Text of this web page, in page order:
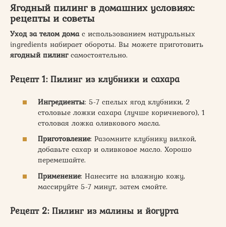
Ягодный пилинг в домашних условиях:
рецепты и советы
Уход за телом домас использованием натуральных
ingredients набирает обороты. Вы можете приготовить
ягодный пилингсамостоятельно.
Рецепт 1: Пилинг из клубники и сахара
Ингредиенты: 5-7 спелых ягод клубники, 2
столовые ложки сахара (лучше коричневого), 1
столовая ложка оливкового масла.
Приготовление: Разомните клубнику вилкой,
добавьте сахар и оливковое масло. Хорошо
перемешайте.
Применение: Нанесите на влажную кожу,
массируйте 5-7 минут, затем смойте.
Рецепт 2: Пилинг из малины и йогурта